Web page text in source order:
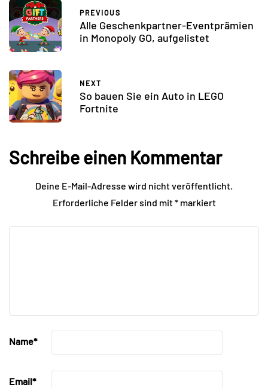
PREVIOUS
Alle Geschenkpartner-Eventprämien
in Monopoly GO, aufgelistet
NEXT
So bauen Sie ein Auto in LEGO
Fortnite
Schreibe einen Kommentar
Deine E-Mail-Adresse wird nicht veröffentlicht.
Erforderliche Felder sind mit*markiert
Name*
Email*